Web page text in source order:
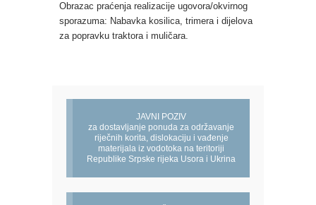
Obrazac praćenja realizacije ugovora/okvirnog
sporazuma: Nabavka kosilica, trimera i dijelova
za popravku traktora i muličara.
JAVNI POZIV
za dostavljanje ponuda za održavanje
riječnih korita, dislokaciju i vađenje
materijala iz vodotoka na teritoriji
Republike Srpske rijeka Usora i Ukrina